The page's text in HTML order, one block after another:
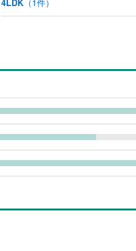
4LDK（1件）